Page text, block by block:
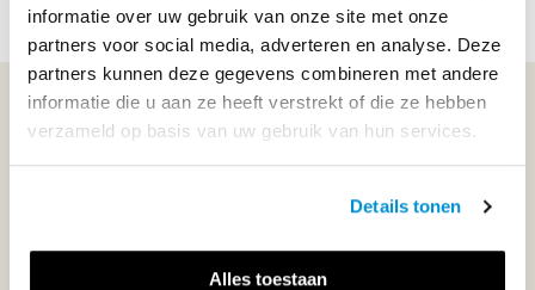
informatie over uw gebruik van onze site met onze
partners voor social media, adverteren en analyse. Deze
partners kunnen deze gegevens combineren met andere
informatie die u aan ze heeft verstrekt of die ze hebben
verzameld op basis van uw gebruik van hun services.
Details tonen
Alles toestaan
WIJ STAAN VOOR JE KLAAR!
Maandag t/m vrijdag | 08.00 - 17.00 uur